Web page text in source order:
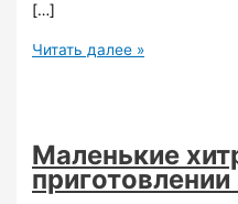
[…]
Как
приятным
подарком
на
Читать далее »
Маленькие